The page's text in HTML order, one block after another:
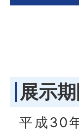
展示
平成30